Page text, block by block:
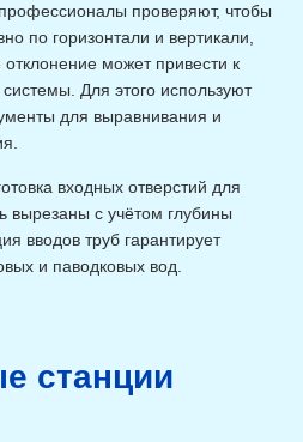
проверяют, чтобы
по горизонтали и вертикали,
может привести к
Для этого используют
для выравнивания и
входных отверстий для
вырезаны с учётом глубины
вводов труб гарантирует
и паводковых вод.
станции